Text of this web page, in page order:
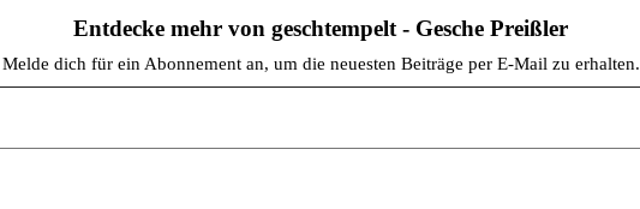
Entdecke mehr von geschtempelt - Gesche Preißler
Melde dich für ein Abonnement an, um die neuesten Beiträge per E-Mail zu erhalten.